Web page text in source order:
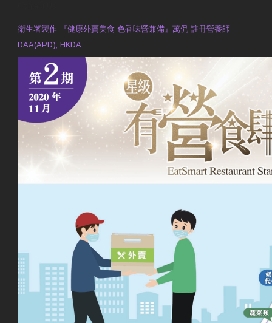
衛生署製作 『健康外賣美食 色香味營兼備』萬侃 註冊營養師
DAA(APD), HKDA